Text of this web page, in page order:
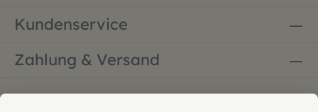
Kundenservice
Zahlung & Versand